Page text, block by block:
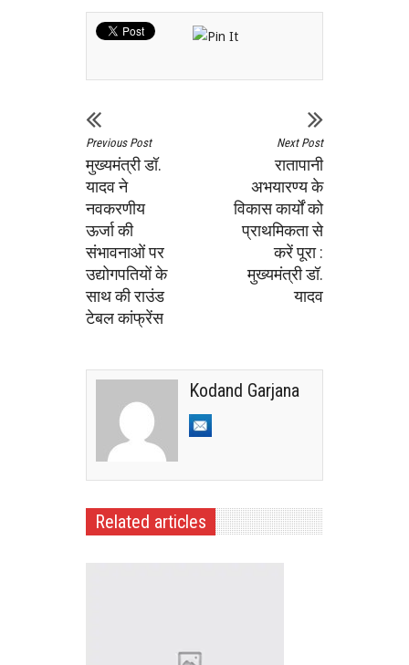
Previous Post
मुख्यमंत्री डॉ.
यादव ने
नवकरणीय
ऊर्जा की
संभावनाओं पर
उद्योगपतियों के
साथ की राउंड
टेबल कांफ्रेंस
Next Post
रातापानी
अभयारण्य के
विकास कार्यों को
प्राथमिकता से
करें पूरा :
मुख्यमंत्री डॉ.
यादव
Kodand Garjana
Related articles